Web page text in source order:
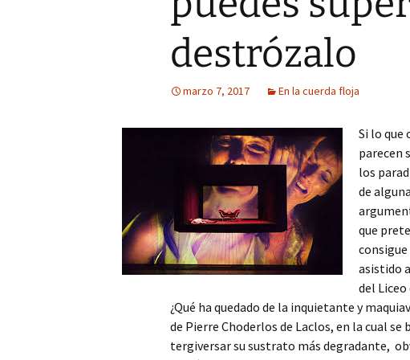
Poesía ética
Versos de viernes
Relatos y distopías
Relatos dudosos
Relatos irónicos
Mis novedades
destrózalo
marzo 7, 2017 En la cuerda floja
Si lo que
parecen
los
de
que
consigue
asistido
del Liceo
¿Qué ha quedado de la inquietante y
de Pierre Choderlos de Laclos, en la cual
tergiversar su sustrato más degradante,